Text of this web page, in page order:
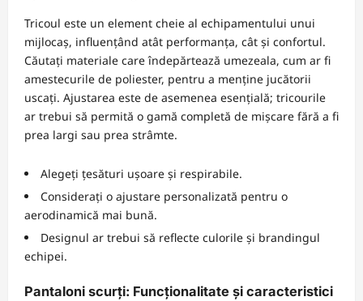
Tricoul este un element cheie al echipamentului unui
mijlocaș, influențând atât performanța, cât și confortul.
Căutați materiale care îndepărtează umezeala, cum ar fi
amestecurile de poliester, pentru a menține jucătorii
uscați. Ajustarea este de asemenea esențială; tricourile
ar trebui să permită o gamă completă de mișcare fără a fi
prea largi sau prea strâmte.
Alegeți țesături ușoare și respirabile.
Considerați o ajustare personalizată pentru o
aerodinamică mai bună.
Designul ar trebui să reflecte culorile și brandingul
echipei.
Pantaloni scurți: Funcționalitate și caracteristici